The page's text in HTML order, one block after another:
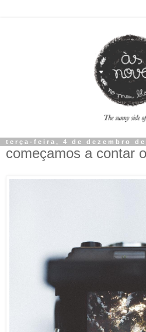
terça-feira, 4 de dezembro de
começamos a contar